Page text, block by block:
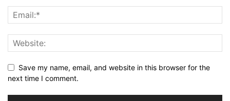
Save my name, email, and website in this browser for the
next time I comment.